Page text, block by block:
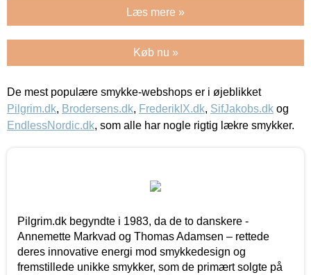
Læs mere »
Køb nu »
De mest populære smykke-webshops er i øjeblikket
Pilgrim.dk, Brodersens.dk, FrederikIX.dk, SifJakobs.dk og
EndlessNordic.dk, som alle har nogle rigtig lækre smykker.
Pilgrim.dk begyndte i 1983, da de to danskere -
Annemette Markvad og Thomas Adamsen – rettede
deres innovative energi mod smykkedesign og
fremstillede unikke smykker, som de primært solgte på